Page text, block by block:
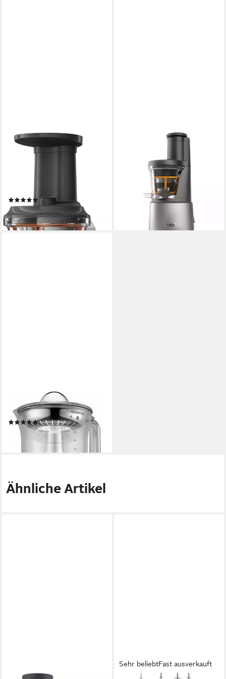
KENWOOD
Slow Juicer Aufsatz
KAX720PL, Zubehör für KVC
Serie, KVL Serie, KMX Serie,
KCC Serie
(64)
ab 131,95 €
lieferbar - in 3-4 Werktagen bei dir
Entsafter Kenwood Entsafter
PureJuice XL JMP85.000SI,
ab 303,17 € UVP365,00 €
lieferbar - in 3-4 Werktagen bei dir
KENWOOD
Zitruspresse
(1)
ab 39,94 €
lieferbar - in 2-3 Werktagen bei dir
Ähnliche Artikel
Sehr beliebtFast ausverkauft